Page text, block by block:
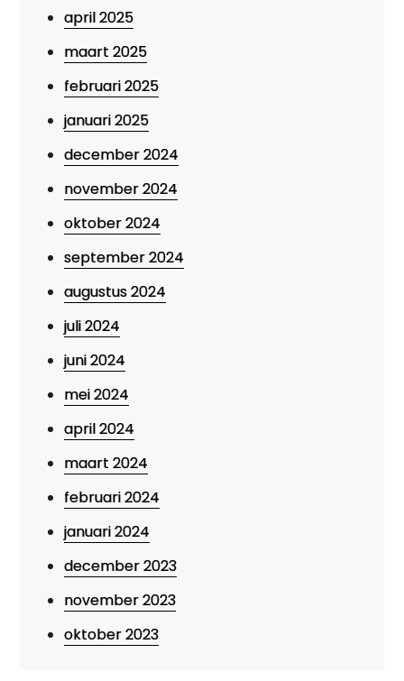
april 2025
maart 2025
februari 2025
januari 2025
december 2024
november 2024
oktober 2024
september 2024
augustus 2024
juli 2024
juni 2024
mei 2024
april 2024
maart 2024
februari 2024
januari 2024
december 2023
november 2023
oktober 2023